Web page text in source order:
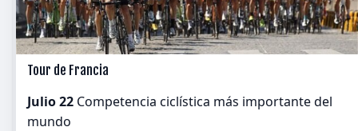
Tour de Francia
Julio 22 Competencia ciclística más importante del
mundo